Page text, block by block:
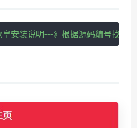
安装说明---》根据源码编号找安